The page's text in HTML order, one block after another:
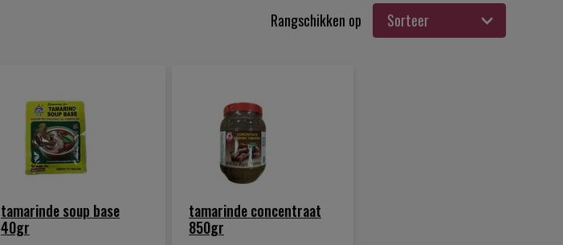
Rangschikken op
tamarinde soup base
40gr
tamarinde concentraat
850gr